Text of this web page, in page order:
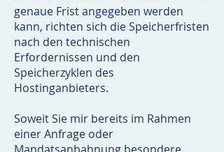
genaue Frist angegeben werden
kann, richten sich die Speicherfristen
nach den technischen
Erfordernissen und den
Speicherzyklen des
Hostinganbieters.
Soweit Sie mir bereits im Rahmen
einer Anfrage oder